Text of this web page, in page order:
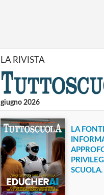
LA RIVISTA
giugno 2026
LA
SCUOLA.